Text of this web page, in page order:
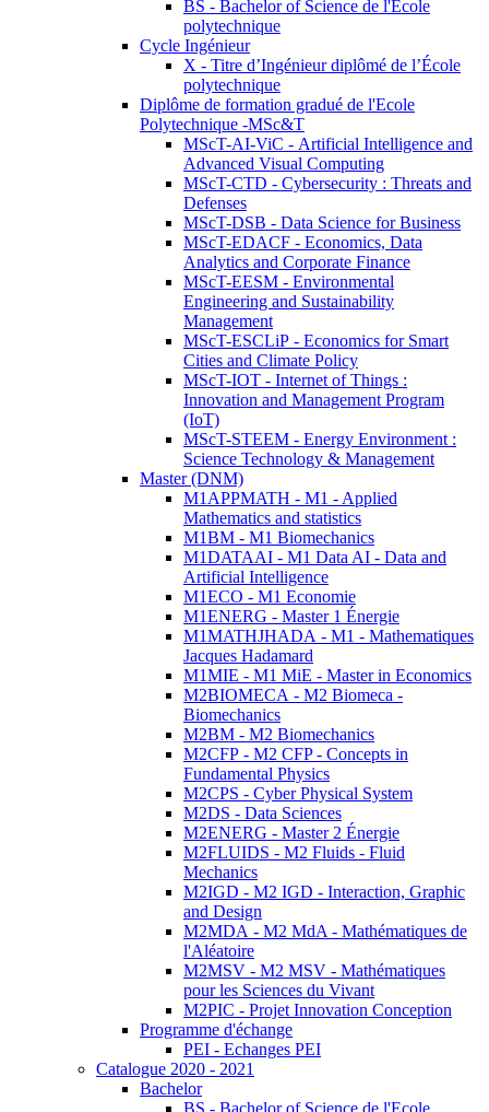
BS - Bachelor of Science de l'Ecole
polytechnique
Cycle Ingénieur
X - Titre d’Ingénieur diplômé de l’École
polytechnique
Diplôme de formation gradué de l'Ecole
Polytechnique -MSc&T
MScT-AI-ViC - Artificial Intelligence and
Advanced Visual Computing
MScT-CTD - Cybersecurity : Threats and
Defenses
MScT-DSB - Data Science for Business
MScT-EDACF - Economics, Data
Analytics and Corporate Finance
MScT-EESM - Environmental
Engineering and Sustainability
Management
MScT-ESCLiP - Economics for Smart
Cities and Climate Policy
MScT-IOT - Internet of Things :
Innovation and Management Program
(IoT)
MScT-STEEM - Energy Environment :
Science Technology & Management
Master (DNM)
M1APPMATH - M1 - Applied
Mathematics and statistics
M1BM - M1 Biomechanics
M1DATAAI - M1 Data AI - Data and
Artificial Intelligence
M1ECO - M1 Economie
M1ENERG - Master 1 Énergie
M1MATHJHADA - M1 - Mathematiques
Jacques Hadamard
M1MIE - M1 MiE - Master in Economics
M2BIOMECA - M2 Biomeca -
Biomechanics
M2BM - M2 Biomechanics
M2CFP - M2 CFP - Concepts in
Fundamental Physics
M2CPS - Cyber Physical System
M2DS - Data Sciences
M2ENERG - Master 2 Énergie
M2FLUIDS - M2 Fluids - Fluid
Mechanics
M2IGD - M2 IGD - Interaction, Graphic
and Design
M2MDA - M2 MdA - Mathématiques de
l'Aléatoire
M2MSV - M2 MSV - Mathématiques
pour les Sciences du Vivant
M2PIC - Projet Innovation Conception
Programme d'échange
PEI - Echanges PEI
Catalogue 2020 - 2021
Bachelor
BS - Bachelor of Science de l'Ecole